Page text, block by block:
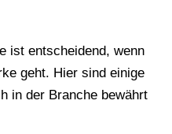
ist entscheidend, wenn
geht. Hier sind einige
in der Branche bewährt